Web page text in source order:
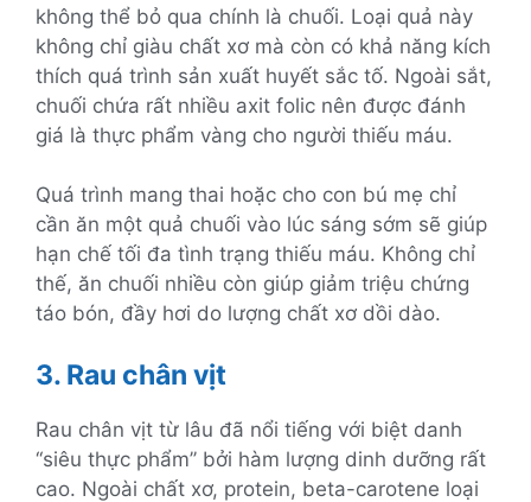
không thể bỏ qua chính là chuối. Loại quả này
không chỉ giàu chất xơ mà còn có khả năng kích
thích quá trình sản xuất huyết sắc tố. Ngoài sắt,
chuối chứa rất nhiều axit folic nên được đánh
giá là thực phẩm vàng cho người thiếu máu.
Quá trình mang thai hoặc cho con bú mẹ chỉ
cần ăn một quả chuối vào lúc sáng sớm sẽ giúp
hạn chế tối đa tình trạng thiếu máu. Không chỉ
thế, ăn chuối nhiều còn giúp giảm triệu chứng
táo bón, đầy hơi do lượng chất xơ dồi dào.
3. Rau chân vịt
Rau chân vịt từ lâu đã nổi tiếng với biệt danh
‘‘siêu thực phẩm’’ bởi hàm lượng dinh dưỡng rất
cao. Ngoài chất xơ, protein, beta-carotene loại